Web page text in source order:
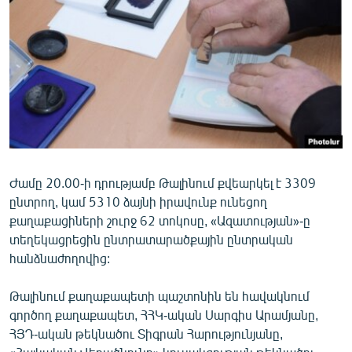
ՄԻՋԱԶԳԱՅԻՆ
ՄՇԱԿՈՒՅԹ
ՍՊՈՐՏ
ՄԵԿՆԱԲԱՆՈՒԹՅՈՒՆ
ՏՏ ԵՒ ԻՆՏԵՐՆԵՏ
ԱՐԽԻՎ
ՏԵՍԱՆՅՈՒԹԵՐ
ԲԱՆԱՎԵՃ
ՁԳՏԵԼՈՎ ԼԱՎԱԳՈՒՅՆԻՆ
ՓՈԴՔԱՍԹ
Հայերեն
Ժամը 20.00-ի դրությամբ Թալինում քվեարկել է 3309
ընտրող, կամ 5310 ձայնի իրավունք ունեցող
քաղաքացիների շուրջ 62 տոկոսը, «Ազատության»-ը
տեղեկացրեցին ընտրատարածքային ընտրական
հանձնաժողովից:
Թալինում քաղաքապետի պաշտոնին են հավակնում
գործող քաղաքապետ, ՀՀԿ-ական Սարգիս Արամյանը,
ՀՅԴ-ական թեկնածու Տիգրան Հարությունյանը,